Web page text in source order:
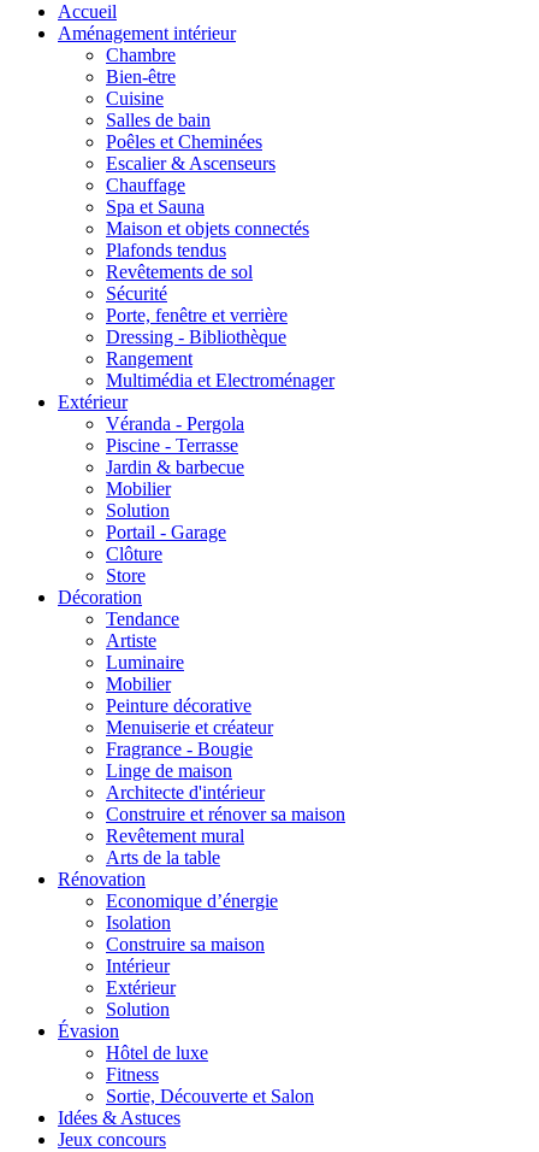
Accueil
Aménagement intérieur
Chambre
Bien-être
Cuisine
Salles de bain
Poêles et Cheminées
Escalier & Ascenseurs
Chauffage
Spa et Sauna
Maison et objets connectés
Plafonds tendus
Revêtements de sol
Sécurité
Porte, fenêtre et verrière
Dressing - Bibliothèque
Rangement
Multimédia et Electroménager
Extérieur
Véranda - Pergola
Piscine - Terrasse
Jardin & barbecue
Mobilier
Solution
Portail - Garage
Clôture
Store
Décoration
Tendance
Artiste
Luminaire
Mobilier
Peinture décorative
Menuiserie et créateur
Fragrance - Bougie
Linge de maison
Architecte d'intérieur
Construire et rénover sa maison
Revêtement mural
Arts de la table
Rénovation
Economique d’énergie
Isolation
Construire sa maison
Intérieur
Extérieur
Solution
Évasion
Hôtel de luxe
Fitness
Sortie, Découverte et Salon
Idées & Astuces
Jeux concours